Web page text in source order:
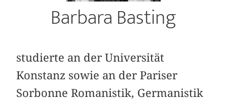
Barbara Basting
studierte an der Universität
Konstanz sowie an der Pariser
Sorbonne Romanistik, Germanistik